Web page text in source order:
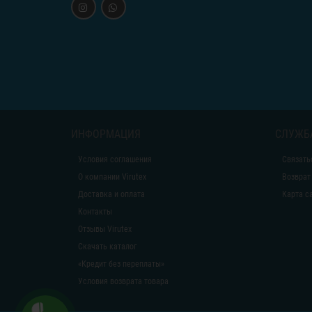
Условия соглашения
О компании Virutex
Доставка и оплата
Контакты
Отзывы Virutex
Скачать каталог
«Кредит без переплаты»
Условия возврата товара
Карта